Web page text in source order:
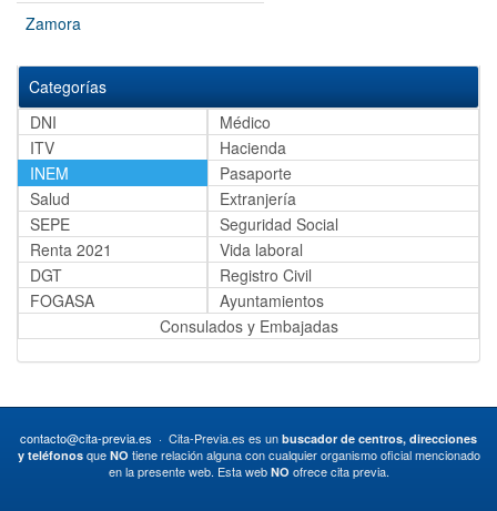
Zamora
Categorías
DNI
Médico
ITV
Hacienda
INEM
Pasaporte
Salud
Extranjería
SEPE
Seguridad Social
Renta 2021
Vida laboral
DGT
Registro Civil
FOGASA
Ayuntamientos
Consulados y Embajadas
contacto@cita-previa.es · Cita-Previa.es es un buscador de centros, direcciones
y teléfonosque NO tiene relación alguna con cualquier organismo oficial mencionado
en la presente web. Esta web NO ofrece cita previa.